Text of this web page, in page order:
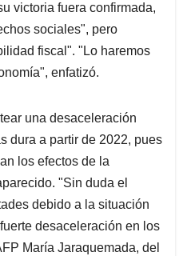
victoria fuera confirmada,
sociales", pero
fiscal". "Lo haremos
enfatizó.
una desaceleración
dura a partir de 2022, pues
los efectos de la
"Sin duda el
debido a la situación
desaceleración en los
María Jaraquemada, del